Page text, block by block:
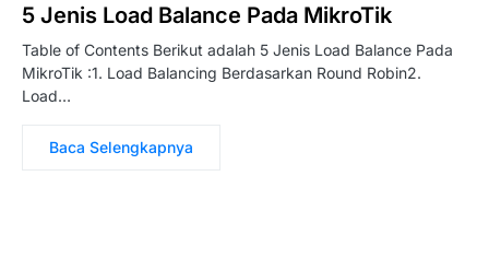
5 Jenis Load Balance Pada MikroTik
Table of Contents Berikut adalah 5 Jenis Load Balance Pada
MikroTik :1. Load Balancing Berdasarkan Round Robin2.
Load…
Baca Selengkapnya